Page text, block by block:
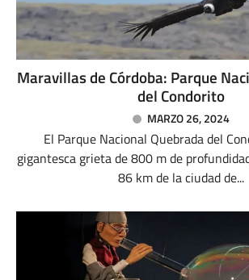
Maravillas de Córdoba: Parque
del Condorito
MARZO 26, 2024
El Parque Nacional Quebrada del
gigantesca grieta de 800 m de
86 km de la ciudad de...